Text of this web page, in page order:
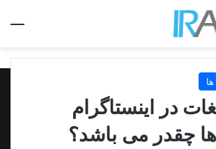
در اینستاگرام
چقدر می باشد؟